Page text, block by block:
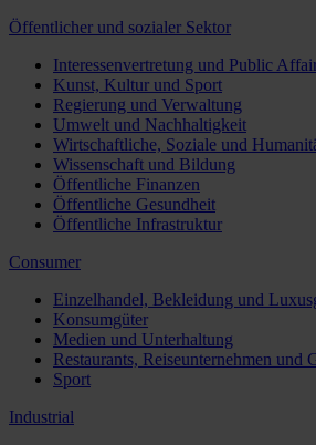
Öffentlicher und sozialer Sektor
Interessenvertretung und Public
Kunst, Kultur und Sport
Regierung und Verwaltung
Umwelt und Nachhaltigkeit
Wirtschaftliche, Soziale und
Wissenschaft und Bildung
Öffentliche Finanzen
Öffentliche Gesundheit
Öffentliche Infrastruktur
Consumer
Einzelhandel, Bekleidung und
Konsumgüter
Medien und Unterhaltung
Restaurants, Reiseunternehmen und
Sport
Industrial